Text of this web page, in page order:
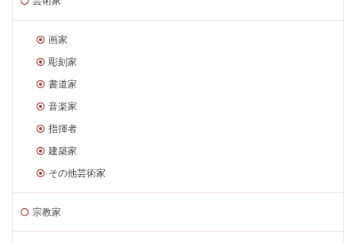
画家
彫刻家
書道家
音楽家
指揮者
建築家
その他芸術家
宗教家